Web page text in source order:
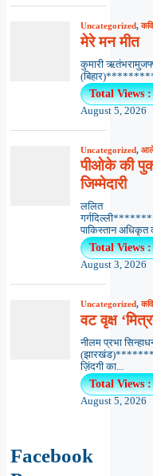
Uncategorized,
मेरे मन मीत
कुमारी
Total Views :
August 5, 2026
Uncategorized,
पीओके की
जिम्मेदारी
ललित
पाकिस्तान अधिकृत
Total Views :
August 3, 2026
Uncategorized,
वट वृक्ष
नीलम प्रभा
ज़िंदगी का...
Total Views :
August 5, 2026
Facebook